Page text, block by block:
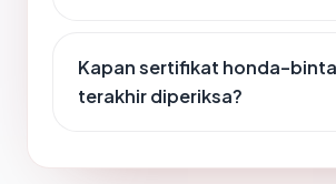
Kapan sertifikat honda-
terakhir diperiksa?